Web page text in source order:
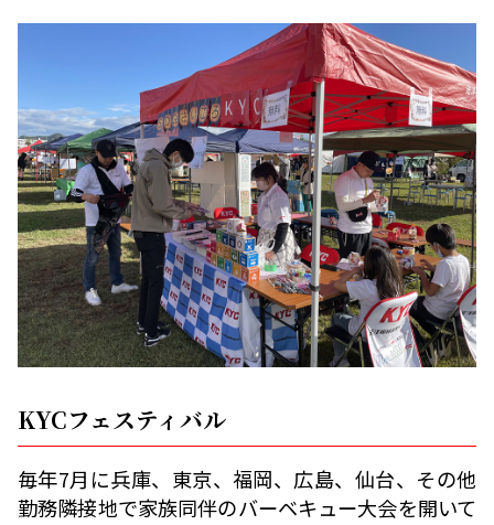
KYCフェスティバル
毎年7月に兵庫、東京、福岡、広島、仙台、その他
勤務隣接地で家族同伴のバーベキュー大会を開いて